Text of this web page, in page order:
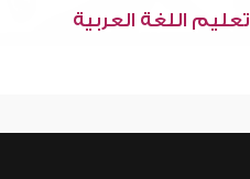
تعليم اللغة العربية